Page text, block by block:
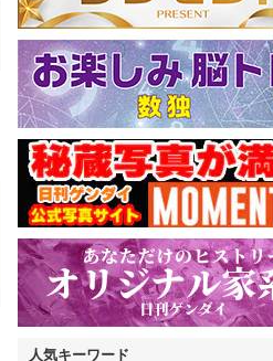
人気キーワード